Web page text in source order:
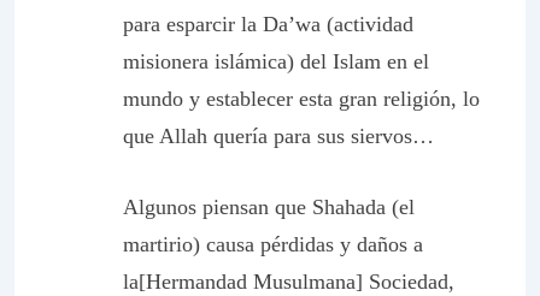
para esparcir la Da’wa (actividad
misionera islámica) del Islam en el
mundo y establecer esta gran religión, lo
que Allah quería para sus siervos…
Algunos piensan que Shahada (el
martirio) causa pérdidas y daños a
la[Hermandad Musulmana] Sociedad,